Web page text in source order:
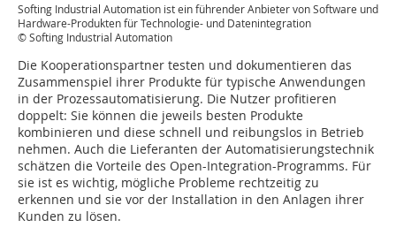
Softing Industrial Automation ist ein führender Anbieter von Software und
Hardware-Produkten für Technologie- und Datenintegration
© Softing Industrial Automation
Die Kooperationspartner testen und dokumentieren das
Zusammenspiel ihrer Produkte für typische Anwendungen
in der Prozessautomatisierung. Die Nutzer profitieren
doppelt: Sie können die jeweils besten Produkte
kombinieren und diese schnell und reibungslos in Betrieb
nehmen. Auch die Lieferanten der Automatisierungstechnik
schätzen die Vorteile des Open-Integration-Programms. Für
sie ist es wichtig, mögliche Probleme rechtzeitig zu
erkennen und sie vor der Installation in den Anlagen ihrer
Kunden zu lösen.